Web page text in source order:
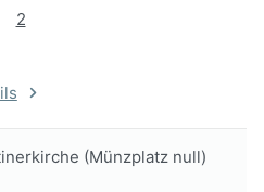
2
(Münzplatz null)